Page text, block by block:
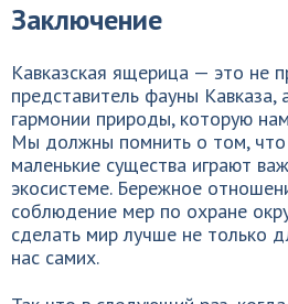
Заключение
Кавказская ящерица — это не
представитель фауны Кавказа,
гармонии природы, которую
Мы должны помнить о том,
маленькие существа играют
экосистеме. Бережное
соблюдение мер по охране
сделать мир лучше не только
нас самих.